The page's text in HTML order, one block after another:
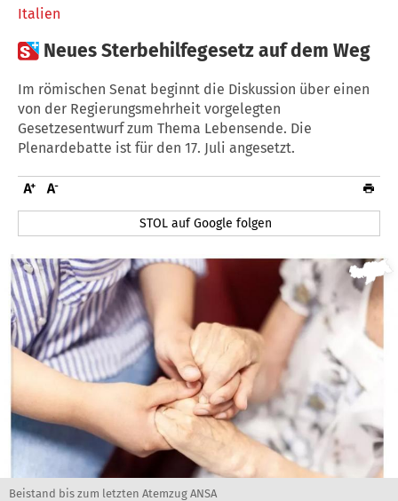
Italien
 Neues Sterbehilfegesetz auf dem Weg
Im römischen Senat beginnt die Diskussion über einen
von der Regierungsmehrheit vorgelegten
Gesetzesentwurf zum Thema Lebensende. Die
Plenardebatte ist für den 17. Juli angesetzt.
STOL auf Google folgen
Beistand bis zum letzten Atemzug ANSA